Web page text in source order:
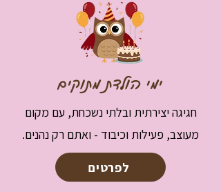
ימי הולדת מתוקים
חגיגה יצירתית ובלתי נשכחת, עם מקום
מעוצב, פעילות וכיבוד - ואתם רק נהנים.
לפרטים